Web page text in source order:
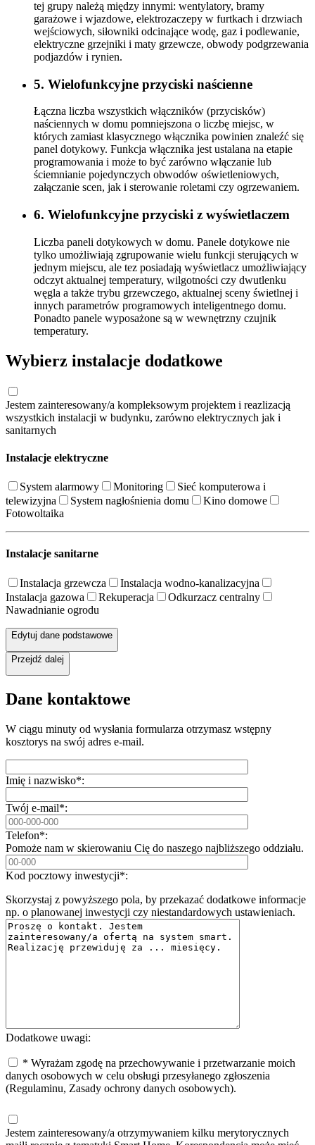
tej grupy należą między innymi: wentylatory, bramy
garażowe i wjazdowe, elektrozaczepy w furtkach i drzwiach
wejściowych, siłowniki odcinające wodę, gaz i podlewanie,
elektryczne grzejniki i maty grzewcze, obwody podgrzewania
podjazdów i rynien.
5. Wielofunkcyjne przyciski naścienne
Łączna liczba wszystkich włączników (przycisków)
naściennych w domu pomniejszona o liczbę miejsc, w
których zamiast klasycznego włącznika powinien znaleźć się
panel dotykowy. Funkcja włącznika jest ustalana na etapie
programowania i może to być zarówno włączanie lub
ściemnianie pojedynczych obwodów oświetleniowych,
załączanie scen, jak i sterowanie roletami czy ogrzewaniem.
6. Wielofunkcyjne przyciski z wyświetlaczem
Liczba paneli dotykowych w domu. Panele dotykowe nie
tylko umożliwiają zgrupowanie wielu funkcji sterujących w
jednym miejscu, ale tez posiadają wyświetlacz umożliwiający
odczyt aktualnej temperatury, wilgotności czy dwutlenku
węgla a także trybu grzewczego, aktualnej sceny świetlnej i
innych parametrów programowych inteligentnego domu.
Ponadto panele wyposażone są w wewnętrzny czujnik
temperatury.
Wybierz instalacje dodatkowe
Jestem zainteresowany/a kompleksowym projektem i reazlizacją
wszystkich instalacji w budynku, zarówno elektrycznych jak i
sanitarnych
Instalacje elektryczne
System alarmowy Monitoring
Sieć komputerowa i
telewizyjna
System nagłośnienia domu
Kino domowe
Fotowoltaika
Instalacje sanitarne
Instalacja grzewcza
Instalacja wodno-kanalizacyjna
Instalacja gazowa
Rekuperacja
Odkurzacz centralny
Nawadnianie ogrodu
Edytuj dane podstawowe
Przejdź dalej
Dane kontaktowe
W ciągu minuty od wysłania formularza otrzymasz wstępny
kosztorys na swój adres e-mail.
Imię i nazwisko*:
Twój e-mail*:
Telefon*:
Pomoże nam w skierowaniu Cię do naszego najbliższego oddziału.
Kod pocztowy inwestycji*:
Skorzystaj z powyższego pola, by przekazać dodatkowe informacje
np. o planowanej inwestycji czy niestandardowych ustawieniach.
Dodatkowe uwagi:
* Wyrażam zgodę na przechowywanie i przetwarzanie moich
danych osobowych w celu obsługi przesyłanego zgłoszenia
(Regulaminu, Zasady ochrony danych osobowych).
Jestem zainteresowany/a otrzymywaniem kilku merytorycznych